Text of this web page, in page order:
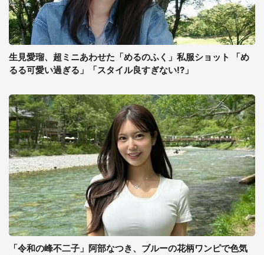
生見愛瑠、超ミニあわせた「めるのふく」私服ショット 「め
るる可愛い過ぎる」「スタイル良すぎない!?」
「令和の峰不二子」阿部なつき、ブルーの花柄ワンピで色気